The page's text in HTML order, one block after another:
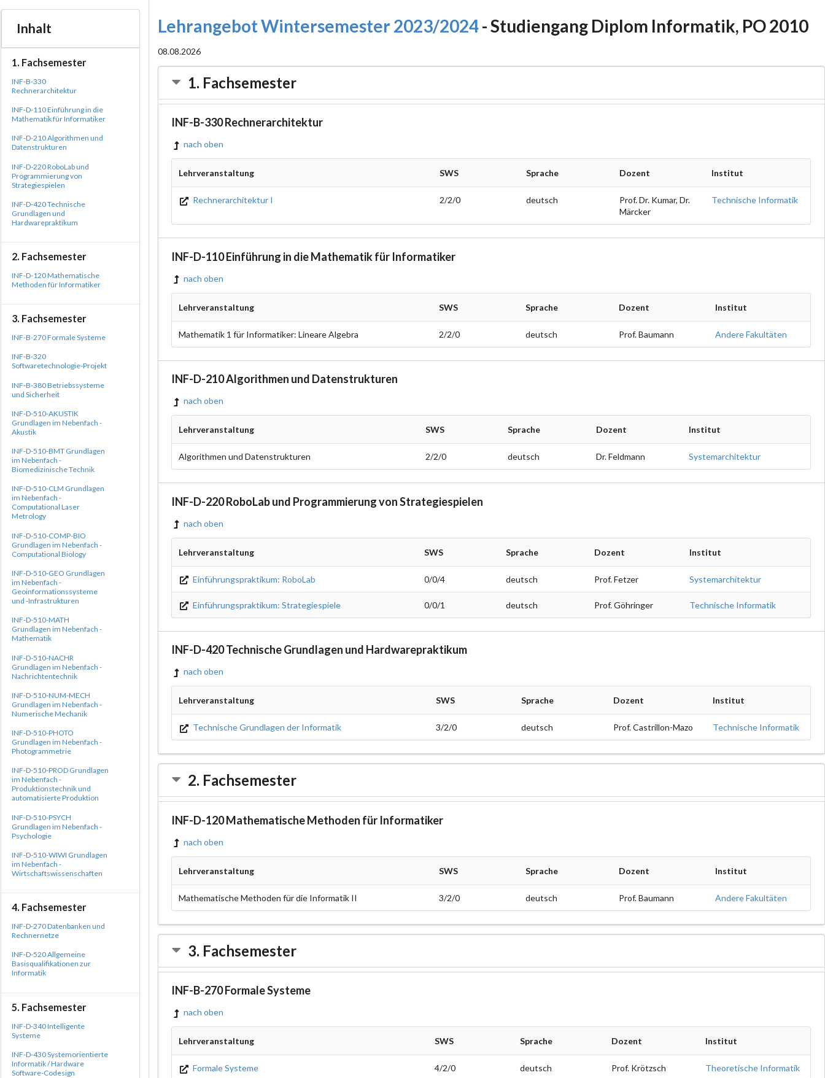
Inhalt
1. Fachsemester
INF-B-330
Rechnerarchitektur
INF-D-110 Einführung in die
Mathematik für Informatiker
INF-D-210 Algorithmen und
Datenstrukturen
INF-D-220 RoboLab und
Programmierung von
Strategiespielen
INF-D-420 Technische
Grundlagen und
Hardwarepraktikum
2. Fachsemester
INF-D-120 Mathematische
Methoden für Informatiker
3. Fachsemester
INF-B-270 Formale Systeme
INF-B-320
Softwaretechnologie-Projekt
INF-B-380 Betriebssysteme
und Sicherheit
INF-D-510-AKUSTIK
Grundlagen im Nebenfach -
Akustik
INF-D-510-BMT Grundlagen
im Nebenfach -
Biomedizinische Technik
INF-D-510-CLM Grundlagen
im Nebenfach -
Computational Laser
Metrology
INF-D-510-COMP-BIO
Grundlagen im Nebenfach -
Computational Biology
INF-D-510-GEO Grundlagen
im Nebenfach -
Geoinformationssysteme
und -Infrastrukturen
INF-D-510-MATH
Grundlagen im Nebenfach -
Mathematik
INF-D-510-NACHR
Grundlagen im Nebenfach -
Nachrichtentechnik
INF-D-510-NUM-MECH
Grundlagen im Nebenfach -
Numerische Mechanik
INF-D-510-PHOTO
Grundlagen im Nebenfach -
Photogrammetrie
INF-D-510-PROD Grundlagen
im Nebenfach -
Produktionstechnik und
automatisierte Produktion
INF-D-510-PSYCH
Grundlagen im Nebenfach -
Psychologie
INF-D-510-WIWI Grundlagen
im Nebenfach -
Wirtschaftswissenschaften
4. Fachsemester
INF-D-270 Datenbanken und
Rechnernetze
INF-D-520 Allgemeine
Basisqualifikationen zur
Informatik
5. Fachsemester
INF-D-340 Intelligente
Systeme
INF-D-430 Systemorientierte
Informatik / Hardware
Software-Codesign
Lehrangebot Wintersemester 2023/2024- Studiengang Diplom Informatik, PO 2010
08.08.2026
1. Fachsemester
INF-B-330 Rechnerarchitektur
nach oben
Lehrveranstaltung SWS Sprache Dozent Institut
Rechnerarchitektur I 2/2/0 deutsch
Prof. Dr. Kumar, Dr.
Märcker
Technische Informatik
INF-D-110 Einführung in die Mathematik für Informatiker
nach oben
Lehrveranstaltung SWS Sprache Dozent Institut
Mathematik 1 für Informatiker: Lineare Algebra 2/2/0 deutsch Prof. Baumann Andere Fakultäten
INF-D-210 Algorithmen und Datenstrukturen
nach oben
Lehrveranstaltung SWS Sprache Dozent Institut
Algorithmen und Datenstrukturen 2/2/0 deutsch Dr. Feldmann Systemarchitektur
INF-D-220 RoboLab und Programmierung von Strategiespielen
nach oben
Lehrveranstaltung SWS Sprache Dozent Institut
Einführungspraktikum: RoboLab 0/0/4 deutsch Prof. Fetzer Systemarchitektur
Einführungspraktikum: Strategiespiele 0/0/1 deutsch Prof. Göhringer Technische Informatik
INF-D-420 Technische Grundlagen und Hardwarepraktikum
nach oben
Lehrveranstaltung SWS Sprache Dozent Institut
Technische Grundlagen der Informatik 3/2/0 deutsch Prof. Castrillon-Mazo Technische Informatik
2. Fachsemester
INF-D-120 Mathematische Methoden für Informatiker
nach oben
Lehrveranstaltung SWS Sprache Dozent Institut
Mathematische Methoden für die Informatik II 3/2/0 deutsch Prof. Baumann Andere Fakultäten
3. Fachsemester
INF-B-270 Formale Systeme
nach oben
Lehrveranstaltung SWS Sprache Dozent Institut
Formale Systeme 4/2/0 deutsch Prof. Krötzsch Theoretische Informatik